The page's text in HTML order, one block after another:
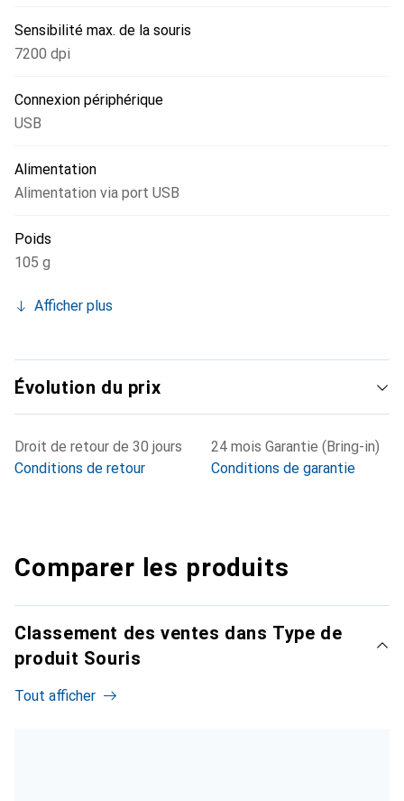
Sensibilité max. de la souris
7200 dpi
Connexion périphérique
USB
Alimentation
Alimentation via port USB
Poids
105 g
Afficher plus
Évolution du prix
Droit de retour de 30 jours
Conditions de retour
24 mois Garantie (Bring-in)
Conditions de garantie
Comparer les produits
Classement des ventes dans Type de
produit Souris
Tout afficher